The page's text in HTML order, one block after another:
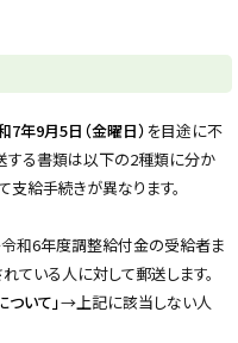
7年9月5日（金曜日） を目途に不
する書類は以下の2種類に分か
支給手続きが異なります。
和6年度調整給付金の受給者ま
いる人に対して郵送します。
いて」→上記に該当しない人